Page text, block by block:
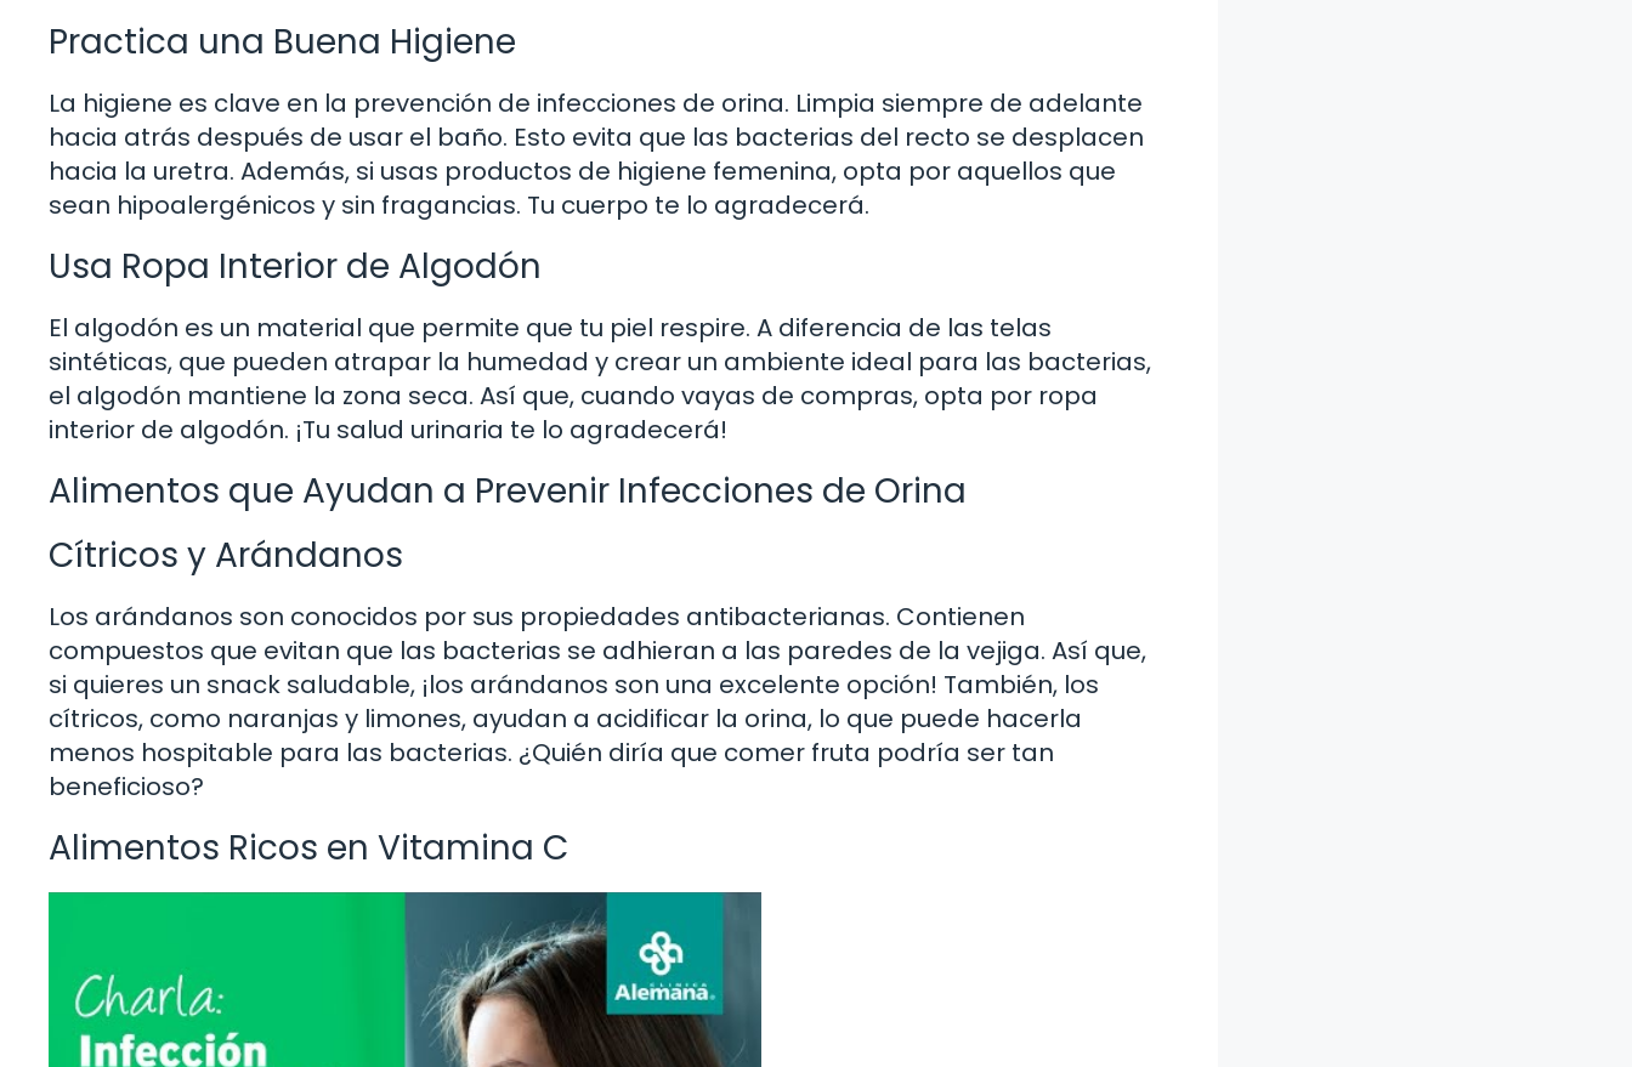
Practica una Buena Higiene
La higiene es clave en la prevención de infecciones de orina. Limpia siempre de adelante
hacia atrás después de usar el baño. Esto evita que las bacterias del recto se desplacen
hacia la uretra. Además, si usas productos de higiene femenina, opta por aquellos que
sean hipoalergénicos y sin fragancias. Tu cuerpo te lo agradecerá.
Usa Ropa Interior de Algodón
El algodón es un material que permite que tu piel respire. A diferencia de las telas
sintéticas, que pueden atrapar la humedad y crear un ambiente ideal para las bacterias,
el algodón mantiene la zona seca. Así que, cuando vayas de compras, opta por ropa
interior de algodón. ¡Tu salud urinaria te lo agradecerá!
Alimentos que Ayudan a Prevenir Infecciones de Orina
Cítricos y Arándanos
Los arándanos son conocidos por sus propiedades antibacterianas. Contienen
compuestos que evitan que las bacterias se adhieran a las paredes de la vejiga. Así que,
si quieres un snack saludable, ¡los arándanos son una excelente opción! También, los
cítricos, como naranjas y limones, ayudan a acidificar la orina, lo que puede hacerla
menos hospitable para las bacterias. ¿Quién diría que comer fruta podría ser tan
beneficioso?
Alimentos Ricos en Vitamina C